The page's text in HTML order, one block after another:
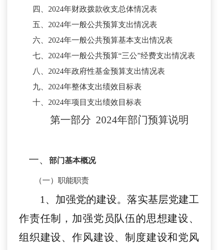
四、 2024年财政拨款收支总体情况表
五、 2024年一般公共预算支出情况表
六、 2024年一般公共预算基本支出情况表
七、 2024年一般公共预算“三公”经费支出情况表
八、 2024年政府性基金预算支出情况表
九、 2024年整体支出绩效目标表
十、 2024年项目支出绩效目标表
第一部分 2024年部门预算说明
一、 部门基本概况
（一）职能职责
1、加强党的建设。落实基层党建工
作责任制，加强党员队伍的思想建设、
组织建设、作风建设、制度建设和党风